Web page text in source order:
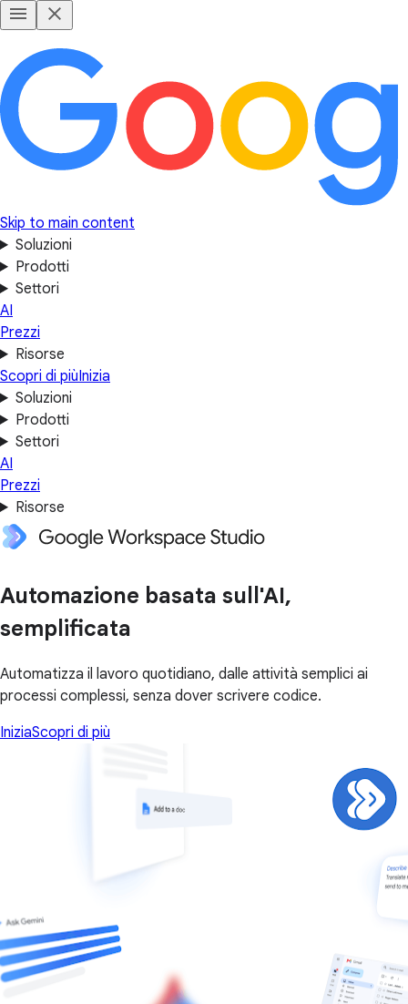
Skip to main content
Soluzioni
Prodotti
Settori
AI
Prezzi
Risorse
Scopri di piùInizia
Soluzioni
Prodotti
Settori
AI
Prezzi
Risorse
Automazione basata sull'AI,
semplificata
Automatizza il lavoro quotidiano, dalle attività semplici ai
processi complessi, senza dover scrivere codice.
IniziaScopri di più